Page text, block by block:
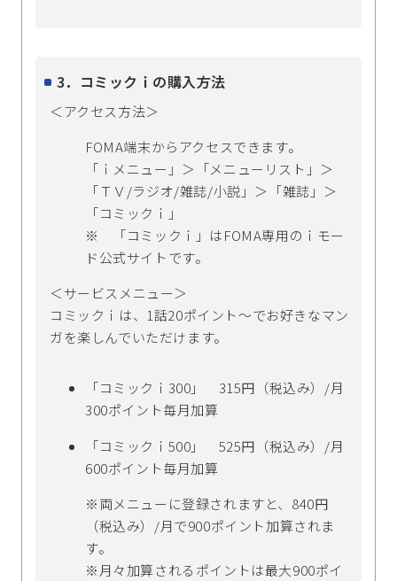
3．コミックｉの購入方法
＜アクセス方法＞
FOMA端末からアクセスできます。
「ｉメニュー」＞「メニューリスト」＞
「ＴＶ/ラジオ/雑誌/小説」＞「雑誌」＞
「コミックｉ」
※ 「コミックｉ」はFOMA専用のｉモー
ド公式サイトです。
＜サービスメニュー＞
コミックｉは、1話20ポイント～でお好きなマン
ガを楽しんでいただけます。
「コミックｉ300」 315円（税込み）/月
300ポイント毎月加算
「コミックｉ500」 525円（税込み）/月
600ポイント毎月加算
※両メニューに登録されますと、840円
（税込み）/月で900ポイント加算されま
す。
※月々加算されるポイントは最大900ポイ